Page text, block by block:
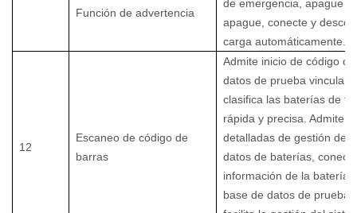
Función de advertencia
de emergencia, apague
apague, conecte y
carga automáticamente.
12
Escaneo de código de
barras
Admite inicio de código
datos de prueba
clasifica las baterías de
rápida y precisa. Admite
detalladas de gestión de
datos de baterías,
información de la batería
base de datos de prueba,